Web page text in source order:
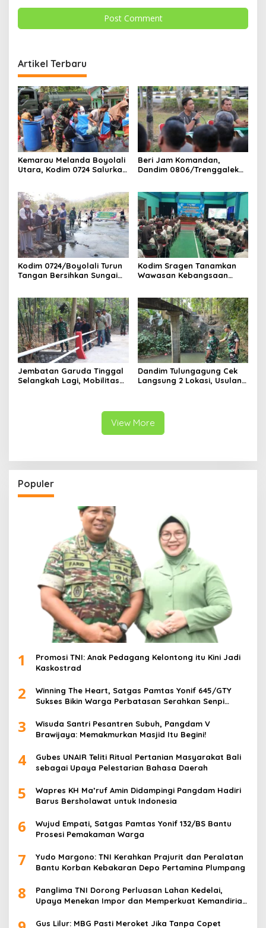
Artikel Terbaru
Kemarau Melanda Boyolali
Utara, Kodim 0724 Salurkan
Beri Jam Komandan,
Dandim 0806/Trenggalek
Kodim 0724/Boyolali Turun
Tangan Bersihkan Sungai
Kodim Sragen Tanamkan
Wawasan Kebangsaan
Jembatan Garuda Tinggal
Selangkah Lagi, Mobilitas
Dandim Tulungagung Cek
Langsung 2 Lokasi, Usulan
Kondisi Lapangan
View More
Populer
1
Promosi TNI: Anak Pedagang Kelontong itu Kini Jadi
Kaskostrad
2
Winning The Heart, Satgas Pamtas Yonif 645/GTY
Sukses Bikin Warga Perbatasan Serahkan Senpi
3
Wisuda Santri Pesantren Subuh, Pangdam V
Brawijaya: Memakmurkan Masjid Itu Begini!
4
Gubes UNAIR Teliti Ritual Pertanian Masyarakat Bali
sebagai Upaya Pelestarian Bahasa Daerah
5
Wapres KH Ma’ruf Amin Didampingi Pangdam Hadiri
Barus Bersholawat untuk Indonesia
6
Wujud Empati, Satgas Pamtas Yonif 132/BS Bantu
Prosesi Pemakaman Warga
7
Yudo Margono: TNI Kerahkan Prajurit dan Peralatan
Bantu Korban Kebakaran Depo Pertamina Plumpang
8
Panglima TNI Dorong Perluasan Lahan Kedelai,
Upaya Menekan Impor dan Memperkuat Kemandirian
Gus Lilur: MBG Pasti Meroket Jika Tanpa Copet